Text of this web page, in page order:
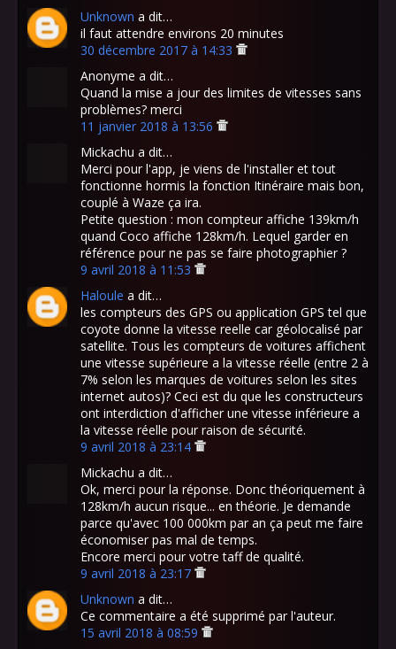
Unknown a dit…
il faut attendre environs 20 minutes
30 décembre 2017 à 14:33
Anonyme a dit…
Quand la mise a jour des limites de vitesses sans
problèmes? merci
11 janvier 2018 à 13:56
Mickachu a dit…
Merci pour l'app, je viens de l'installer et tout
fonctionne hormis la fonction Itinéraire mais bon,
couplé à Waze ça ira.
Petite question : mon compteur affiche 139km/h
quand Coco affiche 128km/h. Lequel garder en
référence pour ne pas se faire photographier ?
9 avril 2018 à 11:53
Haloule a dit…
les compteurs des GPS ou application GPS tel que
coyote donne la vitesse reelle car géolocalisé par
satellite. Tous les compteurs de voitures affichent
une vitesse supérieure a la vitesse réelle (entre 2 à
7% selon les marques de voitures selon les sites
internet autos)? Ceci est du que les constructeurs
ont interdiction d'afficher une vitesse inférieure a
la vitesse réelle pour raison de sécurité.
9 avril 2018 à 23:14
Mickachu a dit…
Ok, merci pour la réponse. Donc théoriquement à
128km/h aucun risque... en théorie. Je demande
parce qu'avec 100 000km par an ça peut me faire
économiser pas mal de temps.
Encore merci pour votre taff de qualité.
9 avril 2018 à 23:17
Unknown a dit…
Ce commentaire a été supprimé par l'auteur.
15 avril 2018 à 08:59